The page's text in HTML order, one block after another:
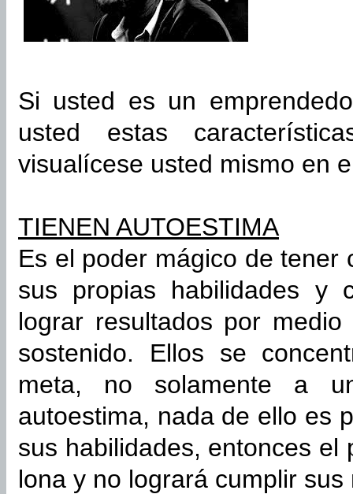
Si usted es un
usted estas
visualícese usted mismo en
TIENEN AUTOESTIMA
Es el poder mágico de tener
sus propias habilidades y
lograr resultados por
sostenido. Ellos se
meta, no solamente a
autoestima, nada de ello es
sus habilidades, entonces
lona y no logrará cumplir sus